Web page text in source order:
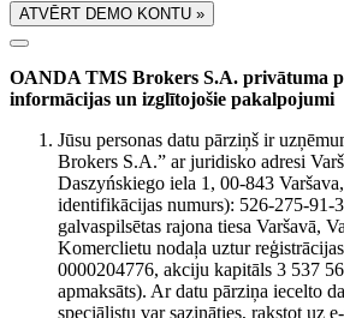
ATVĒRT DEMO KONTU »
OANDA TMS Brokers S.A. privātuma
informācijas un izglītojošie pakalpojumi
Jūsu personas datu pārziņš ir
Brokers S.A.” ar juridisko adresi
Daszyńskiego iela 1, 00-843
identifikācijas numurs): 526-275-91-
galvaspilsētas rajona tiesa Varšavā,
Komerclietu nodaļa uztur
0000204776, akciju kapitāls 3 537
apmaksāts). Ar datu pārziņa iecelto
speciālistu var sazināties, rakstot uz